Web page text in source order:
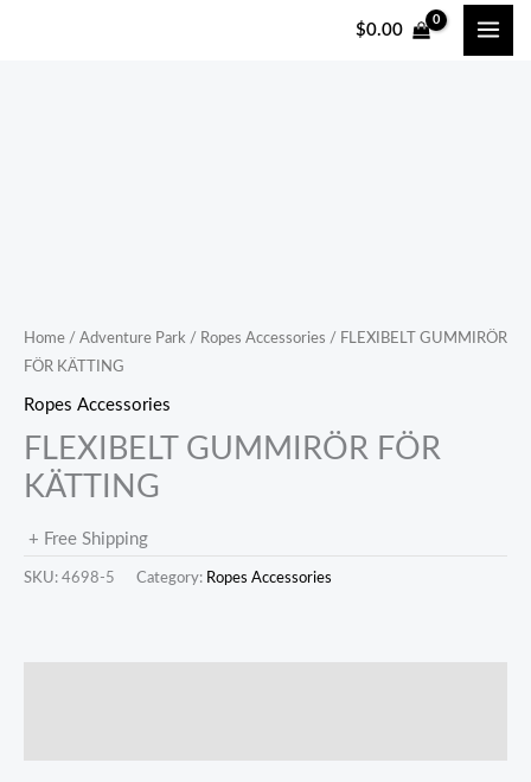
$0.00
Home / Adventure Park / Ropes Accessories / FLEXIBELT GUMMIRÖR
FÖR KÄTTING
Ropes Accessories
FLEXIBELT GUMMIRÖR FÖR
KÄTTING
+ Free Shipping
SKU: 4698-5 Category: Ropes Accessories